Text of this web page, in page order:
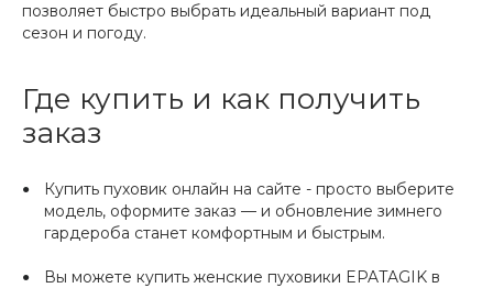
позволяет быстро выбрать идеальный вариант под
сезон и погоду.
Где купить и как получить
заказ
Купить пуховик онлайн на сайте - просто выберите
модель, оформите заказ — и обновление зимнего
гардероба станет комфортным и быстрым.
Вы можете купить женские пуховики EPATAGIK в